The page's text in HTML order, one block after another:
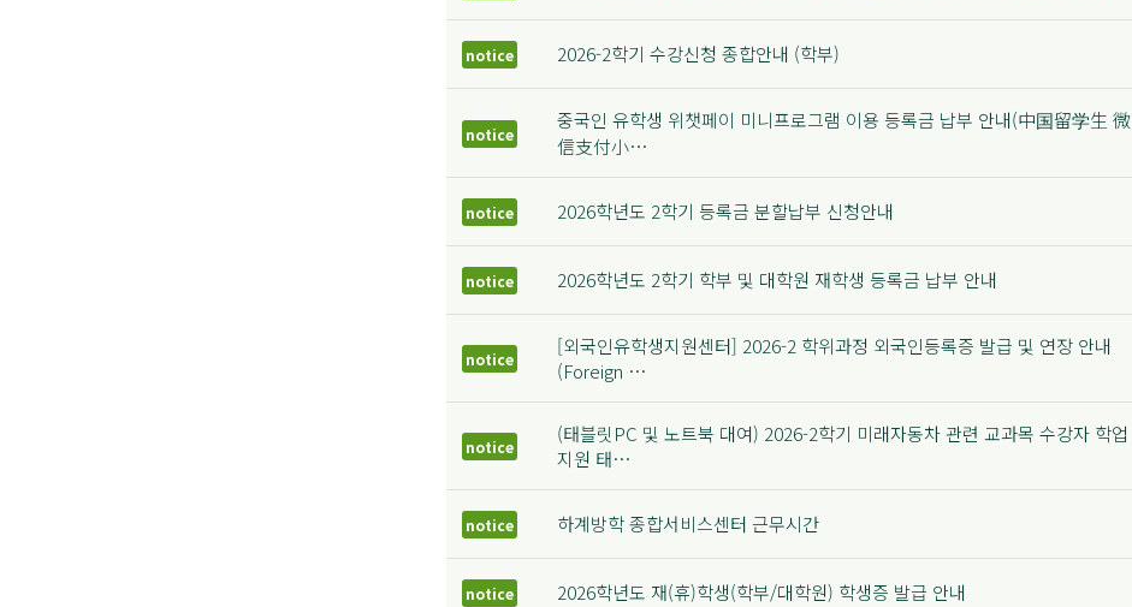
notice 2026-2학기 수강신청 종합안내 (학부)
notice
중국인 유학생 위챗페이 미니프로그램 이용 등록금 납부 안내(中国留学生 微
信支付小…
notice 2026학년도 2학기 등록금 분할납부 신청안내
notice 2026학년도 2학기 학부 및 대학원 재학생 등록금 납부 안내
notice
[외국인유학생지원센터] 2026-2 학위과정 외국인등록증 발급 및 연장 안내
(Foreign …
notice
(태블릿PC 및 노트북 대여) 2026-2학기 미래자동차 관련 교과목 수강자 학업
지원 태…
notice 하계방학 종합서비스센터 근무시간
notice 2026학년도 재(휴)학생(학부/대학원) 학생증 발급 안내